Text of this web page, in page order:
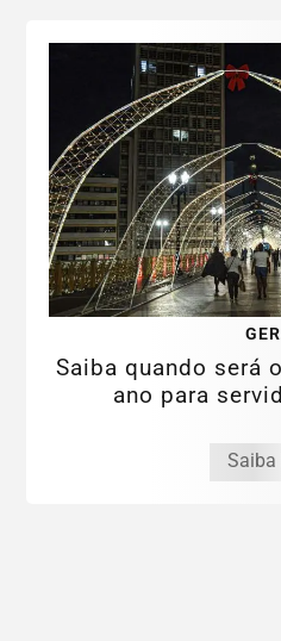
Saiba quando será
ano para
Saiba